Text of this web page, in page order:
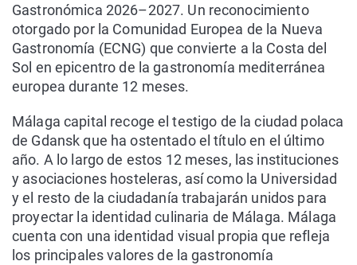
Gastronómica 2026–2027. Un reconocimiento
otorgado por la Comunidad Europea de la Nueva
Gastronomía (ECNG) que convierte a la Costa del
Sol en epicentro de la gastronomía mediterránea
europea durante 12 meses.
Málaga capital recoge el testigo de la ciudad polaca
de Gdansk que ha ostentado el título en el último
año. A lo largo de estos 12 meses, las instituciones
y asociaciones hosteleras, así como la Universidad
y el resto de la ciudadanía trabajarán unidos para
proyectar la identidad culinaria de Málaga. Málaga
cuenta con una identidad visual propia que refleja
los principales valores de la gastronomía